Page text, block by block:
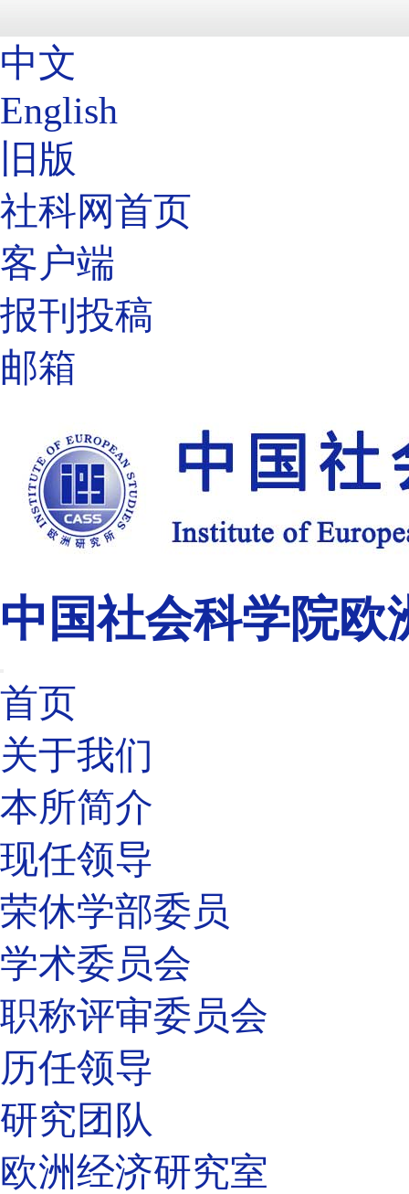
中文
English
旧版
社科网首页
客户端
报刊投稿
邮箱
中国社会科学院欧
首页
关于我们
本所简介
现任领导
荣休学部委员
学术委员会
职称评审委员会
历任领导
研究团队
欧洲经济研究室